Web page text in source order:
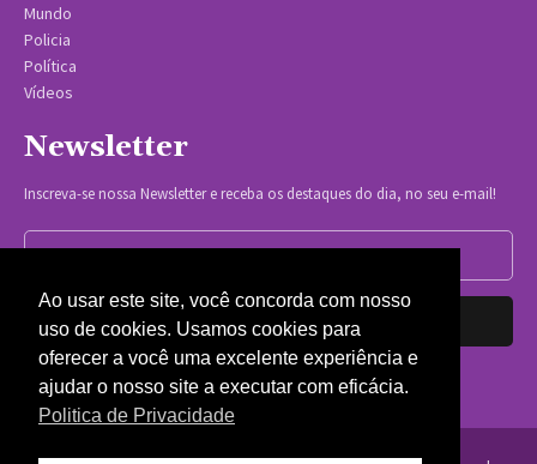
Mundo
Policia
Política
Vídeos
Newsletter
Inscreva-se nossa Newsletter e receba os destaques do dia, no seu e-mail!
Inscrever-se
Nós respeitamos sua privacidade.
Ao usar este site, você concorda com nosso
uso de cookies. Usamos cookies para
oferecer a você uma excelente experiência e
ajudar o nosso site a executar com eficácia.
Politica de Privacidade